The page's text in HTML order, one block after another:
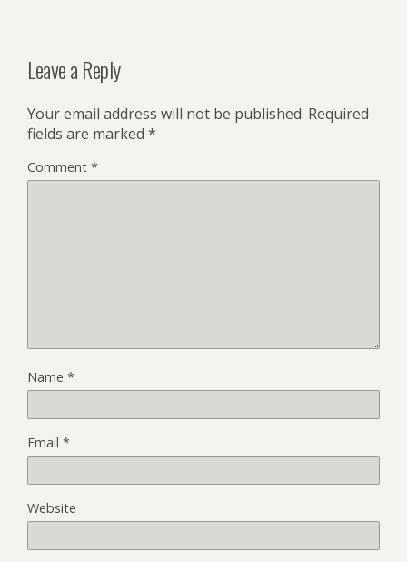
Leave a Reply
Your email address will not be published. Required
fields are marked *
Comment *
Name *
Email *
Website